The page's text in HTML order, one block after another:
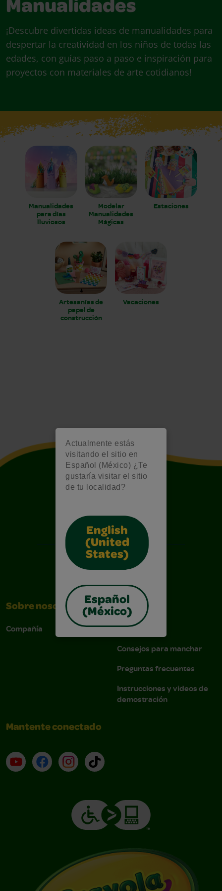
Actualmente estás
visitando el sitio en
Español (México) ¿Te
gustaría visitar el sitio
de tu localidad?
English
(United
States)
Español
(México)
Manualidades
¡Descubre divertidas ideas de manualidades para
despertar la creatividad en los niños de todas las
edades, con guías paso a paso e inspiración para
proyectos con materiales de arte cotidianos!
Manualidades
para días
lluviosos
Modelar
Manualidades
Mágicas
Estaciones
Artesanías de
papel de
construcción
Vacaciones
Sobre nosotros
Compañía
Apoyo
Contáctenos
Consejos para manchar
Preguntas frecuentes
Instrucciones y videos de
demostración
Mantente conectado
YouTube (en inglés)
Facebook (en inglés)
Instagram (en inglés)
TikTok